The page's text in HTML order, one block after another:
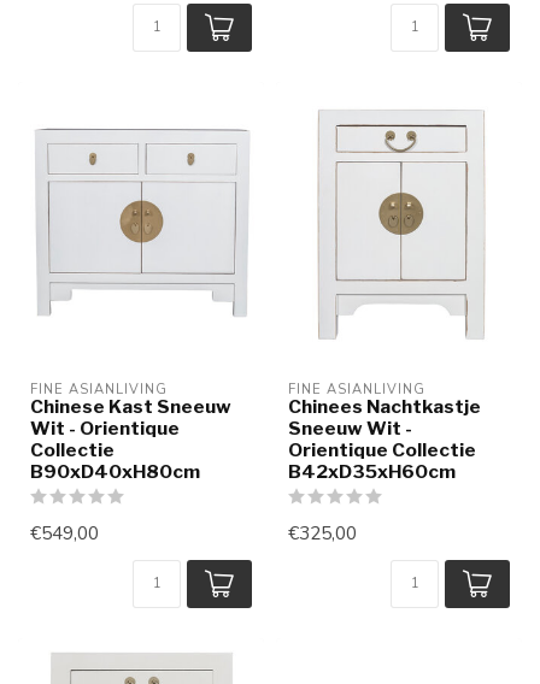
FINE ASIANLIVING
Chinese Kast Sneeuw
Wit - Orientique
Collectie
B90xD40xH80cm
€549,00
FINE ASIANLIVING
Chinees Nachtkastje
Sneeuw Wit -
Orientique Collectie
B42xD35xH60cm
€325,00